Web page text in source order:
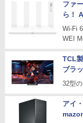
ファ
ら！
Wi-Fi
WEI
TCL
ブラ
32型
アイ